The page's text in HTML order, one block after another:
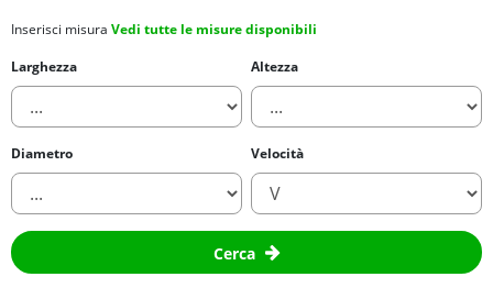
Inserisci misura Vedi tutte le misure disponibili
Larghezza
Altezza
Diametro Velocità
Cerca